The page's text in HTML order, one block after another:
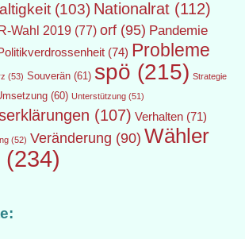
(103) Nationalrat (112)
Wahl 2019 (77) orf (95) Pandemie
(74) Probleme
(53) Souverän (61) spö (215) Strategie
(60) Unterstützung (51)
(107) Verhalten (71)
(52) Veränderung (90) Wähler
(234)